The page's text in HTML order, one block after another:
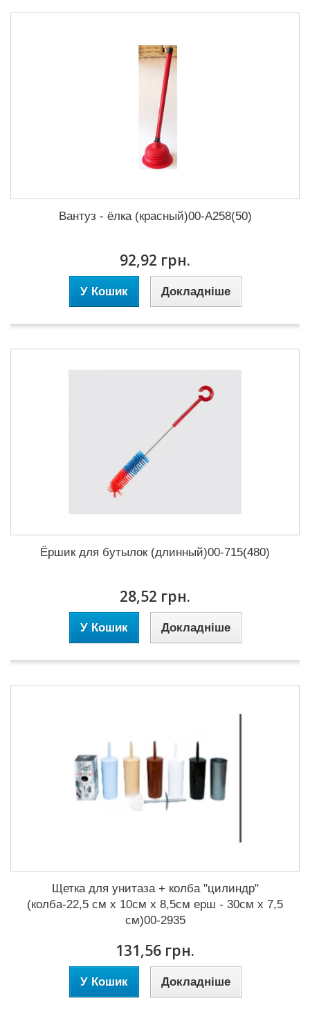
Вантуз - ёлка (красный)00-А258(50)
92,92 грн.
У Кошик Докладніше
Ёршик для бутылок (длинный)00-715(480)
28,52 грн.
У Кошик Докладніше
Щетка для унитаза + колба "цилиндр"
(колба-22,5 см х 10см х 8,5см ерш - 30см х 7,5
см)00-2935
131,56 грн.
У Кошик Докладніше